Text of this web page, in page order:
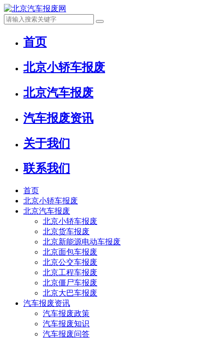
首页
北京小轿车报废
北京汽车报废
汽车报废资讯
关于我们
联系我们
首页
北京小轿车报废
北京汽车报废
北京小轿车报废
北京货车报废
北京新能源电动车报废
北京面包车报废
北京公交车报废
北京工程车报废
北京僵尸车报废
北京大巴车报废
汽车报废资讯
汽车报废政策
汽车报废知识
汽车报废问答